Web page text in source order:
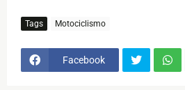
Tags Motociclismo
Facebook